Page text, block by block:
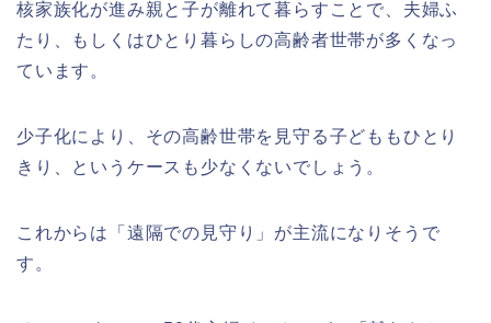
核家族化が進み親と子が離れて暮らすことで、夫婦ふ
たり、もしくはひとり暮らしの高齢者世帯が多くなっ
ています。
少子化により、その高齢世帯を見守る子どももひとり
きり、というケースも少なくないでしょう。
これからは「遠隔での見守り」が主流になりそうで
す。